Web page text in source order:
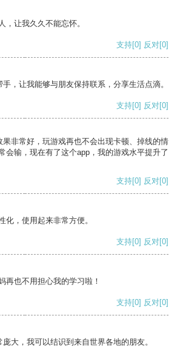
，让我久久不能忘怀。
支持[0] 反对[0]
，让我能够与朋友保持联系，分享生活点滴。
支持[0] 反对[0]
非常好，玩游戏再也不会出现卡顿、掉线的情
会输，现在有了这个app，我的游戏水平提升了
支持[0] 反对[0]
化，使用起来非常方便。
支持[0] 反对[0]
再也不用担心我的学习啦！
支持[0] 反对[0]
大，我可以结识到来自世界各地的朋友。